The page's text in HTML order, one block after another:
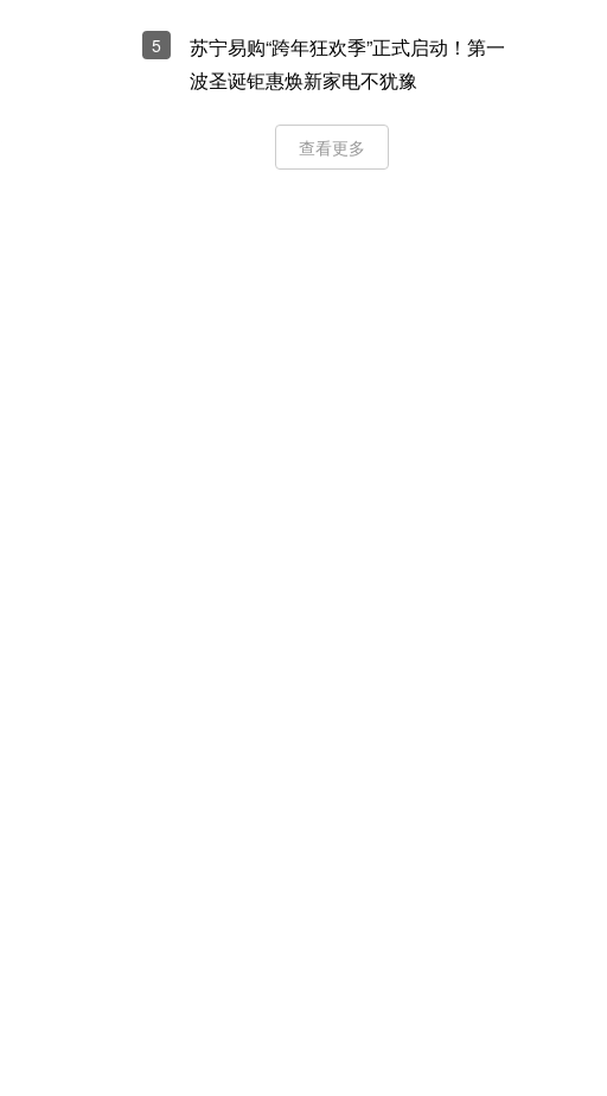
5
苏宁易购“跨年狂欢季”正式启动！第一
波圣诞钜惠焕新家电不犹豫
查看更多